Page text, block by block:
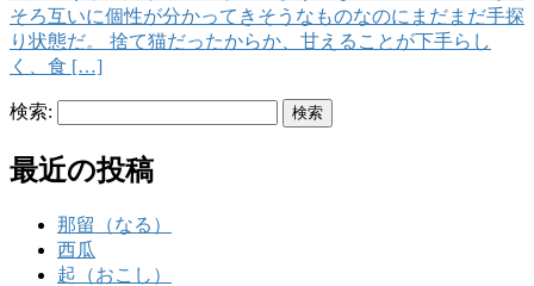
そろ互いに個性が分かってきそうなものなのにまだまだ手探
り状態だ。 捨て猫だったからか、甘えることが下手らし
く、食 […]
検索:
最近の投稿
那留（なる）
西瓜
起（おこし）